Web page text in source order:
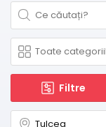
Filtre